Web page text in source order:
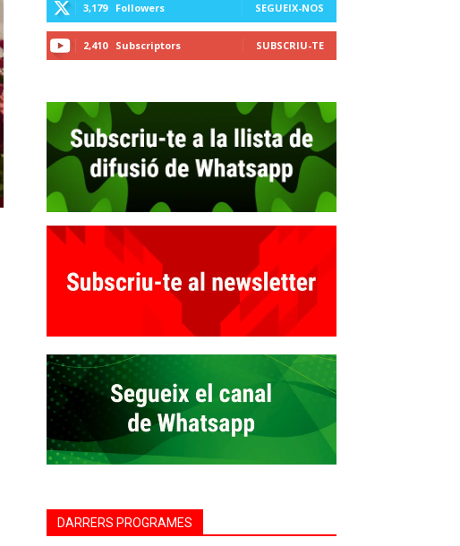
3,179 Followers SEGUEIX-NOS
2,410 Subscriptors SUBSCRIU-TE
DARRERS PROGRAMES